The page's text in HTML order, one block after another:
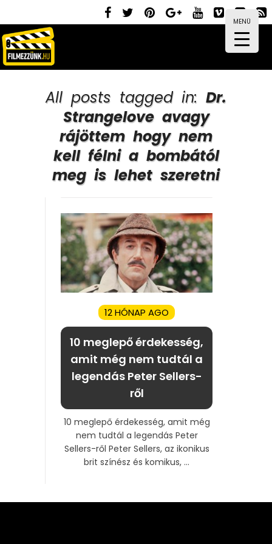
MENÜ
All posts tagged in: Dr.
Strangelove avagy
rájöttem hogy nem
kell félni a bombától
meg is lehet szeretni
12 HÓNAP AGO
10 meglepő érdekesség,
amit még nem tudtál a
legendás Peter Sellers-
ről
10 meglepő érdekesség, amit még
nem tudtál a legendás Peter
Sellers-ről Peter Sellers, az ikonikus
brit színész és komikus, ...